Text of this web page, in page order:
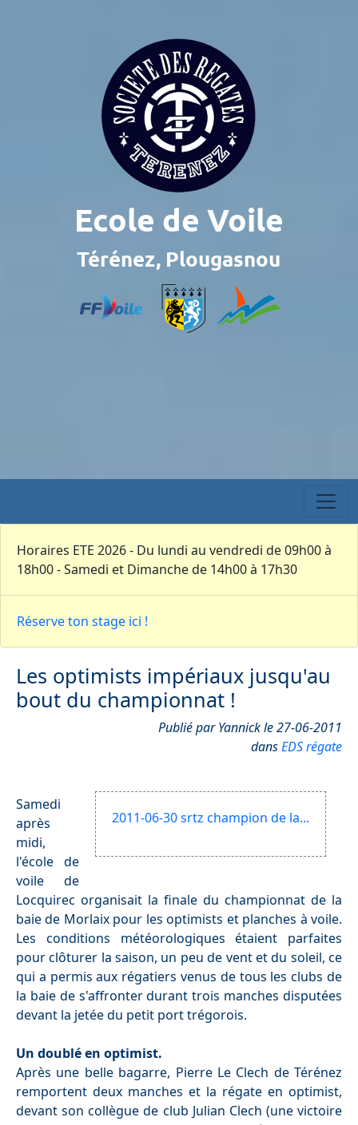
Horaires ETE 2026 - Du lundi au vendredi de 09h00 à
18h00 - Samedi et Dimanche de 14h00 à 17h30
Réserve ton stage ici !
Les optimists impériaux jusqu'au
bout du championnat !
Publié par Yannick le 27-06-2011
dansEDS régate
2011-06-30 srtz champion de la...
Samedi
après
midi,
l'école de
voile de
Locquirec organisait la finale du championnat de la
baie de Morlaix pour les optimists et planches à voile.
Les conditions météorologiques étaient parfaites
pour clôturer la saison, un peu de vent et du soleil, ce
qui a permis aux régatiers venus de tous les clubs de
la baie de s'affronter durant trois manches disputées
devant la jetée du petit port trégorois.
Un doublé en optimist.
Après une belle bagarre, Pierre Le Clech de Térénez
remportent deux manches et la régate en optimist,
devant son collègue de club Julian Clech (une victoire